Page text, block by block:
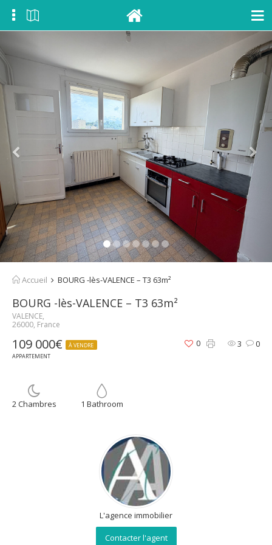
Accueil BOURG -lès-VALENCE – T3 63m²
BOURG -lès-VALENCE – T3 63m²
VALENCE,
26000, France
109 000€
À VENDRE
APPARTEMENT
3 0
0
2 Chambres 1 Bathroom
L'agence immobilier
Contacter l'agent